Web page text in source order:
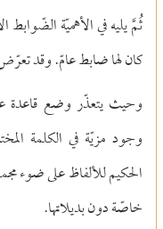
ثُمَّ يليه في الأهميّة الضّوابط
كان لها ضابط عامّ. وقد تعرّض
وحيث يتعذّر وضع قاعدة
وجود مزيّة في الكلمة
الحكيم للألفاظ على ضوء
خاصّة دون بديلاتها.